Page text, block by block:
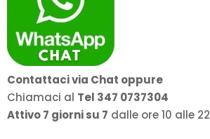
Contattaci via Chat oppure
Chiamaci al Tel 347 0737304
Attivo 7 giorni su 7 dalle ore 10 alle 22